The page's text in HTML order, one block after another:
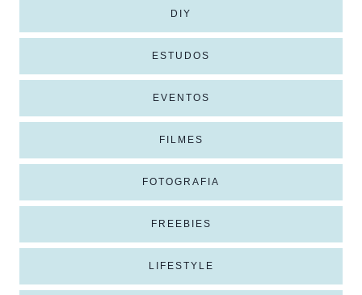
DIY
ESTUDOS
EVENTOS
FILMES
FOTOGRAFIA
FREEBIES
LIFESTYLE